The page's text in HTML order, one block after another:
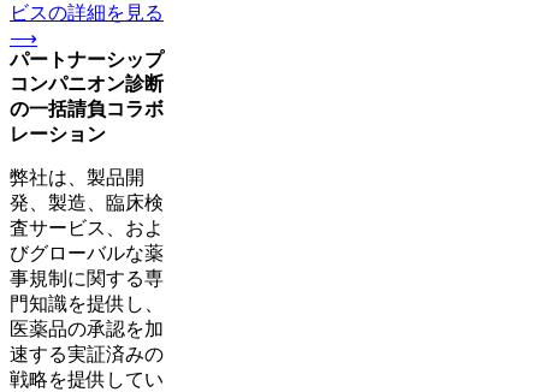
ビスの詳細を見る
⟶
パートナーシップ
コンパニオン診断
の一括請負コラボ
レーション
弊社は、製品開
発、製造、臨床検
査サービス、およ
びグローバルな薬
事規制に関する専
門知識を提供し、
医薬品の承認を加
速する実証済みの
戦略を提供してい